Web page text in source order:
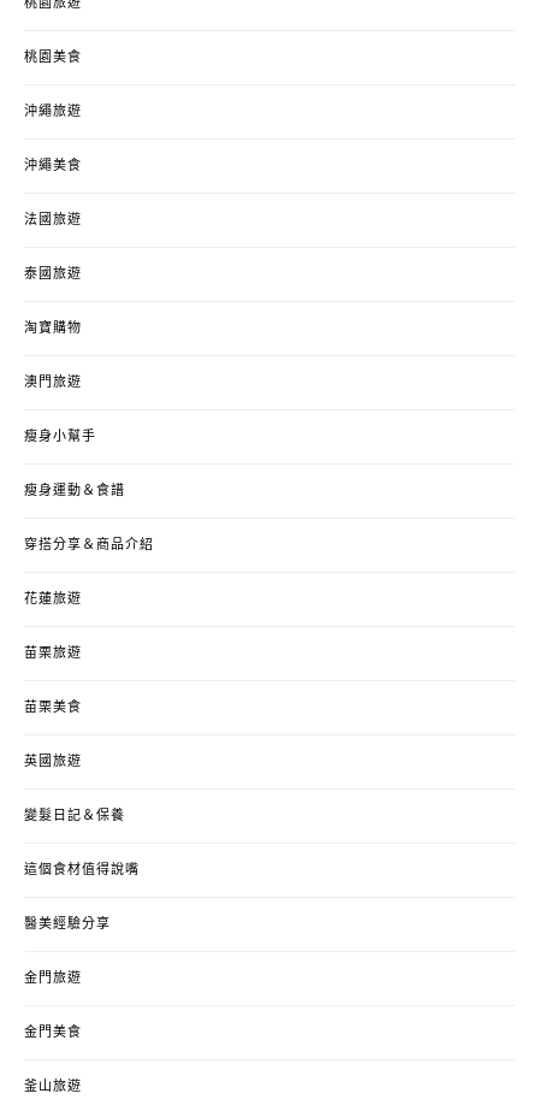
桃園旅遊
桃園美食
沖繩旅遊
沖繩美食
法國旅遊
泰國旅遊
淘寶購物
澳門旅遊
瘦身小幫手
瘦身運動＆食譜
穿搭分享＆商品介紹
花蓮旅遊
苗栗旅遊
苗栗美食
英國旅遊
變髮日記＆保養
這個食材值得說嘴
醫美經驗分享
金門旅遊
金門美食
釜山旅遊